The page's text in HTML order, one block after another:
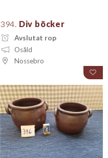
394. Div böcker
Avslutat rop
Osåld
Nossebro